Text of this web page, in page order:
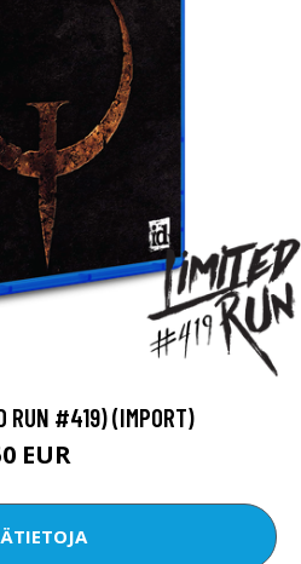
RUN #419) (IMPORT)
EUR